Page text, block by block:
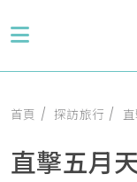
首頁 探訪旅行 直擊
直擊五月